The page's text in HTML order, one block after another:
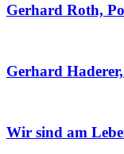
Gerhard Roth,
Gerhard
Wir sind am